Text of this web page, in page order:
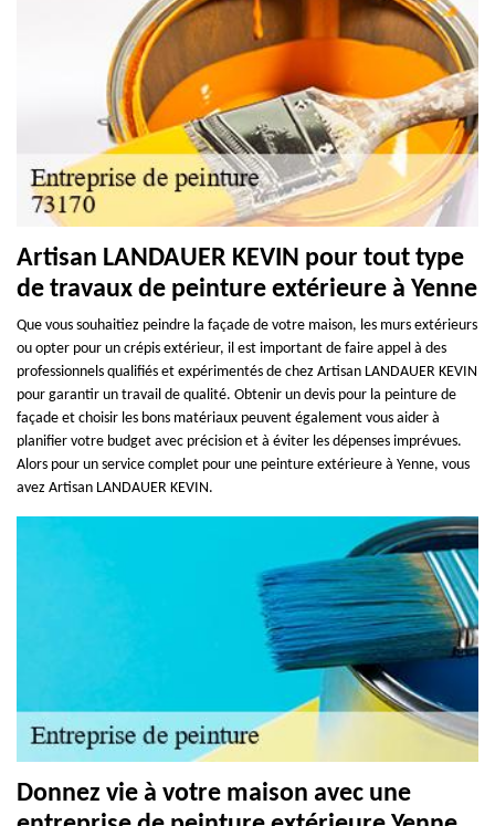
Artisan LANDAUER KEVIN pour tout type
de travaux de peinture extérieure à Yenne
Que vous souhaitiez peindre la façade de votre maison, les murs extérieurs
ou opter pour un crépis extérieur, il est important de faire appel à des
professionnels qualifiés et expérimentés de chez Artisan LANDAUER KEVIN
pour garantir un travail de qualité. Obtenir un devis pour la peinture de
façade et choisir les bons matériaux peuvent également vous aider à
planifier votre budget avec précision et à éviter les dépenses imprévues.
Alors pour un service complet pour une peinture extérieure à Yenne, vous
avez Artisan LANDAUER KEVIN.
Donnez vie à votre maison avec une